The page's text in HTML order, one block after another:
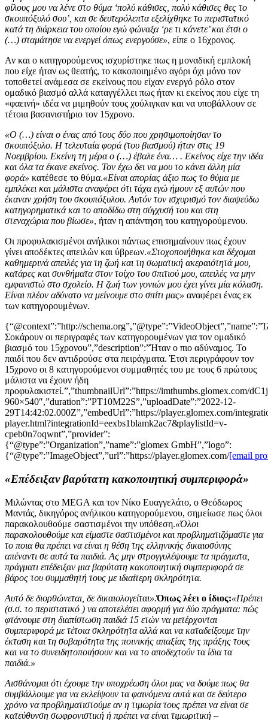
φίλους μου να λένε στο θύμα ‘πολύ κάθισες, πολύ κάθισες θες το
σκουπόξυλό σου’, και σε δευτερόλεπτα εξελίχθηκε το περιστατικό
κατά τη διάρκεια του οποίου εγώ φώναξα ‘ρε τι κάνετε’ και έτσι ο
(…) σταμάτησε να ενεργεί όπως ενεργούσε», είπε ο 16χρονος.
Αν και ο κατηγορούμενος ισχυρίστηκε πως η μοναδική εμπλοκή
που είχε ήταν ως θεατής, το κακοποιημένο αγόρι όχι μόνο τον
τοποθετεί ανάμεσα σε εκείνους που είχαν ενεργό ρόλο στον
ομαδικό βιασμό αλλά καταγγέλλει πως ήταν κι εκείνος που είχε τη
«φαεινή» ιδέα να μιμηθούν τους χούλιγκαν και να υποβάλλουν σε
τέτοια βασανιστήριο τον 15χρονο.
«Ο (…) είναι ο ένας από τους δύο που χρησιμοποίησαν το
σκουπόξυλο. Η τελευταία φορά (του βιασμού) ήταν στις 19
Νοεμβρίου. Εκείνη τη μέρα ο (…) έβαλε ένα… . Εκείνος είχε την ιδέα
και όλα τα έκανε εκείνος. Τον έχω δει να μου το κάνει άλλη μία
φορά» κατέθεσε το θύμα.«Είναι απορίας άξιο πως το θύμα με
εμπλέκει και μάλιστα αναφέρει ότι τάχα εγώ ήμουν εξ αυτών που
έκαναν χρήση του σκουπόξυλου. Αυτόν τον ισχυρισμό τον διαψεύδω
κατηγορηματικά και το αποδίδω στη σύγχυσή του και στη
στεναχώρια που βίωσε», ήταν η απάντηση του κατηγορούμενου.
Οι προφυλακισμένοι ανήλικοι πάντως επισημαίνουν πως έχουν
γίνει αποδέκτες απειλών και ύβρεων.«Στοχοποιήθηκα και δέχομαι
καθημερινά απειλές για τη ζωή και τη σωματική ακεραιότητά μου,
κατάρες και συνθήματα στον τοίχο του σπιτιού μου, απειλές να μην
εμφανιστώ στο σχολείο. Η ζωή των γονιών μου έχει γίνει μία κόλαση.
Είναι πλέον αδύνατο να μείνουμε στο σπίτι μας» αναφέρει ένας εκ
των κατηγορουμένων.
{“@context”:”http://
Σοκάρουν οι περιγραφές των κατηγορουμένων για τον ομαδικό
βιασμό του 15χρονου”,”description”:”Ήταν ο πιο αδύναμος. Το
παιδί που δεν αντιδρούσε στα πειράγματα. Έτσι περιγράφουν τον
15χρονο οι 8 κατηγορούμενοι συμμαθητές του με τους 6 πρώτους
μάλιστα να έχουν ήδη
προφυλακιστεί.”,”thumbnailUrl”:”https://
960×540″,”duration”:”PT10M22S”,”uploadDate”:”2022-12-
29T14:42:02.000Z”,”embedUrl”:”https://player.glomex.com/
player.html?integrationId=eexbs1blamk2ac7&playlistId=v-
cpeb0n7oqwnt”,”provider”:
{“@type”:”Organization”,”name”:”glomex GmbH”,”logo”:
{“@type”:”ImageObject”,”url”:”https://player.glomex.com/[email
«Επέδειξαν βαρύτατη κακοποιητική συμπεριφορά»
Μιλώντας στο MEGA και τον Νίκο Ευαγγελάτο, ο Θεόδωρος
Μαντάς, δικηγόρος ανήλικου κατηγορούμενου, σημείωσε πως όλοι
παρακολουθούμε σαστισμένοι την υπόθεση.«Όλοι
παρακολουθούμε και είμαστε σαστισμένοι και προβληματιζόμαστε για
το ποια θα πρέπει να είναι η θέση της ελληνικής δικαιοσύνης
απέναντι σε αυτά τα παιδιά. Ας μην στρογγυλέψουμε τα πράγματα,
πράγματι επέδειξαν μια βαρύτατη κακοποιητική συμπεριφορά σε
βάρος του συμμαθητή τους με ιδιαίτερη σκληρότητα.
Αυτό δε διορθώνεται, δε δικαιολογείται».Όπως λέει ο ίδιος:«Πρέπει
(σ.σ. το περιστατικό ) να αποτελέσει αφορμή για δύο πράγματα: πώς
φτάνουμε στη διαπίστωση παιδιά 15 ετών να μετέρχονται
συμπεριφορά με τέτοια σκληρότητα αλλά και να καταδείξουμε την
έκταση και τη σοβαρότητα της ποινικής απαξίας της πράξης τους
και να το συνειδητοποιήσουν και να το αποδεχτούν τα ίδια τα
παιδιά.»
Αισθάνομαι ότι έχουμε την υποχρέωση όλοι μας να δούμε πως θα
συμβάλλουμε για να εκλείψουν τα φαινόμενα αυτά και σε δεύτερο
χρόνο να προβληματιστούμε αν η τιμωρία τους πρέπει να είναι σε
κατεύθυνση σωφρονιστική ή πρέπει να είναι τιμωριτική –